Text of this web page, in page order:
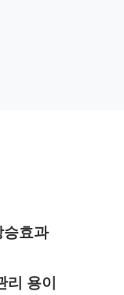
승효과
용이